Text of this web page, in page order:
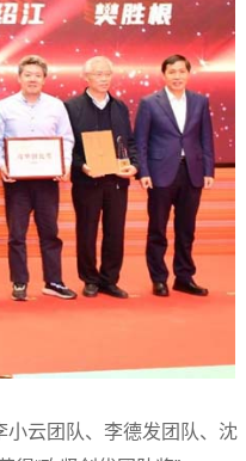
云团队、李德发团队、沈